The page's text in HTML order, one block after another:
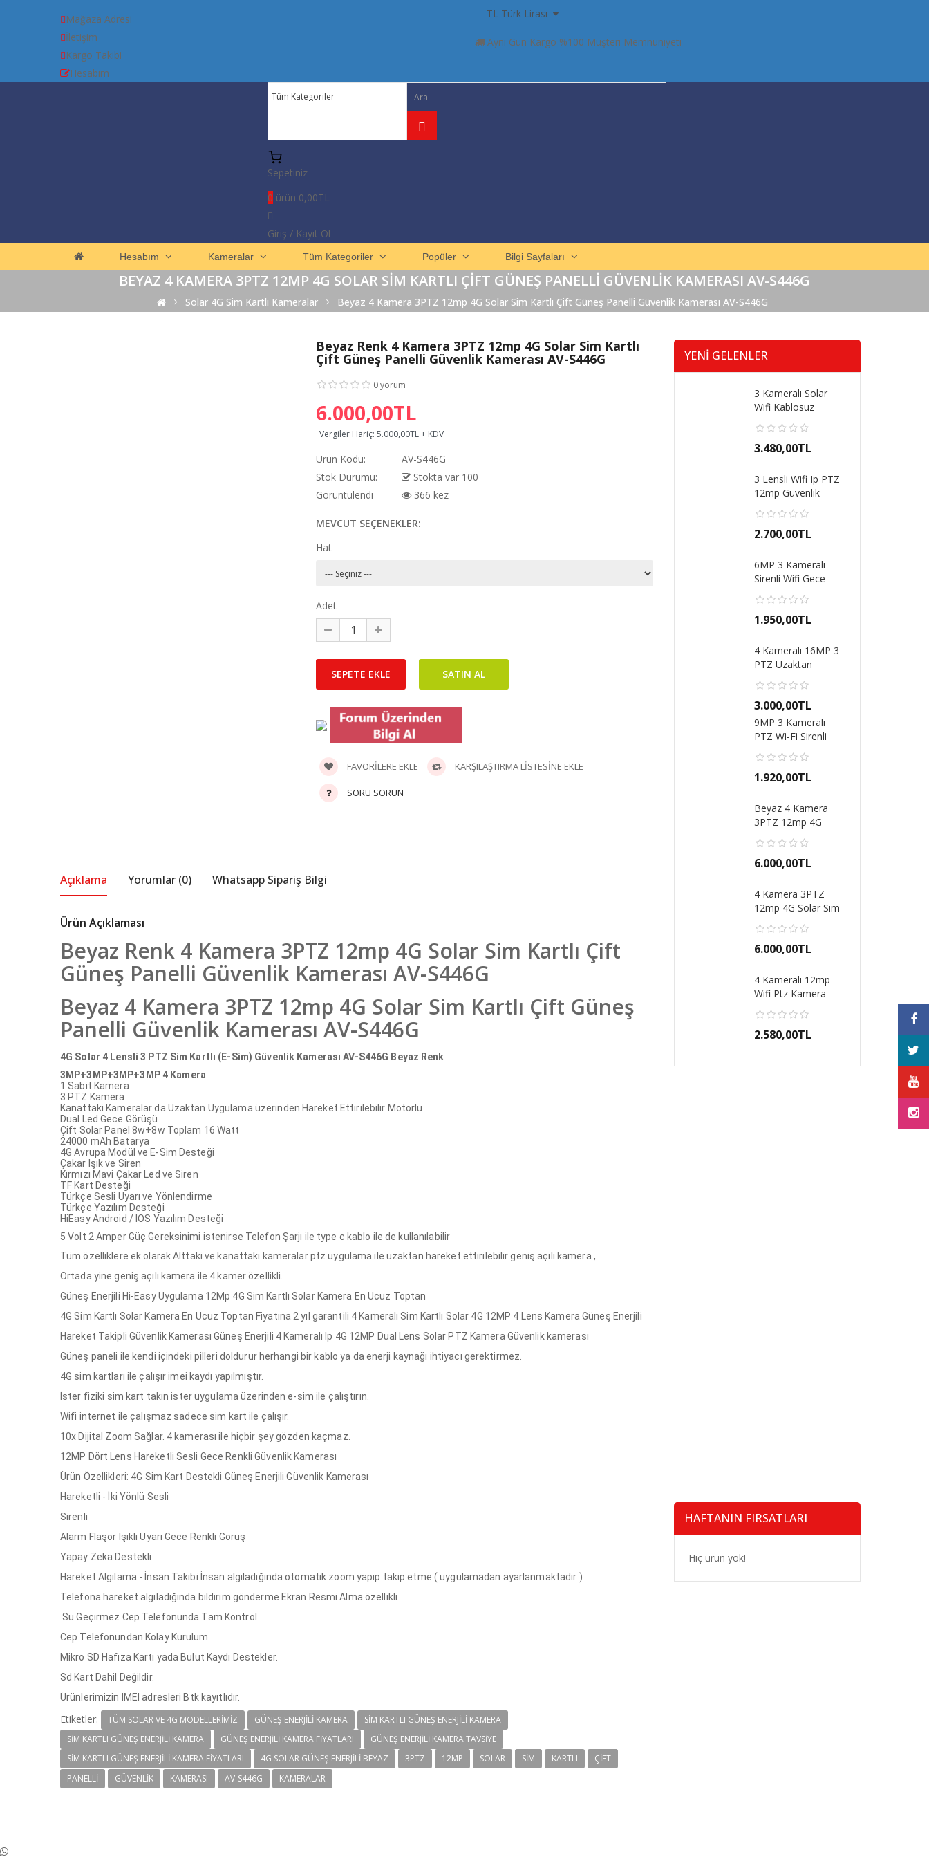
Mağaza Adresi
İletişim
Kargo Takibi
Hesabım
Aynı Gün Kargo %100 Müşteri Memnuniyeti
Sepetiniz
0 ürün 0,00TL
Giriş / Kayıt Ol
Hesabım Kameralar Tüm Kategoriler Popüler Bilgi Sayfaları
BEYAZ 4 KAMERA 3PTZ 12MP 4G SOLAR SIM KARTLI ÇIFT GÜNEŞ PANELLI GÜVENLIK KAMERASI AV-S446G
Solar 4G Sim Kartlı Kameralar Beyaz 4 Kamera 3PTZ 12mp 4G Solar Sim Kartlı Çift Güneş Panelli Güvenlik Kamerası AV-S446G
Beyaz Renk 4 Kamera 3PTZ 12mp 4G Solar Sim Kartlı
Çift Güneş Panelli Güvenlik Kamerası AV-S446G
0 yorum
6.000,00TL
Vergiler Hariç: 5.000,00TL + KDV
Ürün Kodu:
AV-S446G
Stok Durumu:
Stokta var 100
Görüntülendi
366 kez
MEVCUT SEÇENEKLER:
Hat
Adet
FAVORILERE EKLE KARŞILAŞTIRMA LISTESINE EKLE
SORU SORUN
Açıklama Yorumlar (0) Whatsapp Sipariş Bilgi
Ürün Açıklaması
Beyaz Renk 4 Kamera 3PTZ 12mp 4G Solar Sim Kartlı Çift
Güneş Panelli Güvenlik Kamerası AV-S446G
Beyaz 4 Kamera 3PTZ 12mp 4G Solar Sim Kartlı Çift Güneş
Panelli Güvenlik Kamerası AV-S446G
4G Solar 4 Lensli 3 PTZ Sim Kartlı (E-Sim) Güvenlik Kamerası AV-S446G Beyaz Renk
3MP+3MP+3MP+3MP 4 Kamera
1 Sabit Kamera
3 PTZ Kamera
Kanattaki Kameralar da Uzaktan Uygulama üzerinden Hareket Ettirilebilir Motorlu
Dual Led Gece Görüşü
Çift Solar Panel 8w+8w Toplam 16 Watt
24000 mAh Batarya
4G Avrupa Modül ve E-Sim Desteği
Çakar Işık ve Siren
Kırmızı Mavi Çakar Led ve Siren
TF Kart Desteği
Türkçe Sesli Uyarı ve Yönlendirme
Türkçe Yazılım Desteği
HiEasy Android / IOS Yazılım Desteği
5 Volt 2 Amper Güç Gereksinimi istenirse Telefon Şarjı ile type c kablo ile de kullanılabilir
Tüm özelliklere ek olarak Alttaki ve kanattaki kameralar ptz uygulama ile uzaktan hareket ettirilebilir geniş açılı kamera ,
Ortada yine geniş açılı kamera ile 4 kamer özellikli.
Güneş Enerjili Hi-Easy Uygulama 12Mp 4G Sim Kartlı Solar Kamera En Ucuz Toptan
4G Sim Kartlı Solar Kamera En Ucuz Toptan Fiyatına 2 yıl garantili 4 Kameralı Sim Kartlı Solar 4G 12MP 4 Lens Kamera Güneş Enerjili
Hareket Takipli Güvenlik Kamerası Güneş Enerjili 4 Kameralı İp 4G 12MP Dual Lens Solar PTZ Kamera Güvenlik kamerası
Güneş paneli ile kendi içindeki pilleri doldurur herhangi bir kablo ya da enerji kaynağı ihtiyacı gerektirmez.
4G sim kartları ile çalışır imei kaydı yapılmıştır.
İster fiziki sim kart takın ister uygulama üzerinden e-sim ile çalıştırın.
Wifi internet ile çalışmaz sadece sim kart ile çalışır.
10x Dijital Zoom Sağlar. 4 kamerası ile hiçbir şey gözden kaçmaz.
12MP Dört Lens Hareketli Sesli Gece Renkli Güvenlik Kamerası
Ürün Özellikleri: 4G Sim Kart Destekli Güneş Enerjili Güvenlik Kamerası
Hareketli - İki Yönlü Sesli
Sirenli
Alarm Flaşör Işıklı Uyarı Gece Renkli Görüş
Yapay Zeka Destekli
Hareket Algılama - İnsan Takibi İnsan algıladığında otomatik zoom yapıp takip etme ( uygulamadan ayarlanmaktadır )
Telefona hareket algıladığında bildirim gönderme Ekran Resmi Alma özellikli
Su Geçirmez Cep Telefonunda Tam Kontrol
Cep Telefonundan Kolay Kurulum
Mikro SD Hafıza Kartı yada Bulut Kaydı Destekler.
Sd Kart Dahil Değildir.
Ürünlerimizin IMEI adresleri Btk kayıtlıdır.
Etiketler: TÜM SOLAR VE 4G MODELLERİMİZ GÜNEŞ ENERJILI KAMERA
SIM KARTLI GÜNEŞ ENERJILI KAMERA
SIM KARTLI GÜNEŞ ENERJILI KAMERA
GÜNEŞ ENERJILI KAMERA FIYATLARI
GÜNEŞ ENERJILI KAMERA TAVSIYE
SIM KARTLI GÜNEŞ ENERJILI KAMERA FIYATLARI
4G SOLAR GÜNEŞ ENERJILI BEYAZ 3PTZ 12MP SOLAR SIM KARTLI
ÇIFT
PANELLI
GÜVENLIK KAMERASI AV-S446G KAMERALAR
YENI GELENLER
3 Kameralı Solar
Wifi Kablosuz
İnternet Ile Çalışa..
3.480,00TL
3 Lensli Wifi Ip PTZ
12mp Güvenlik
Kamerası Gece G..
2.700,00TL
6MP 3 Kameralı
Sirenli Wifi Gece
Görüşlü Kablosuz ..
1.950,00TL
4 Kameralı 16MP 3
PTZ Uzaktan
Dönebilen Wifi
Kablo..
3.000,00TL
9MP 3 Kameralı
PTZ Wi-Fi Sirenli
Gece Görüşlü Akıl..
1.920,00TL
Beyaz 4 Kamera
3PTZ 12mp 4G
Solar Sim Kartlı Çift..
6.000,00TL
4 Kamera 3PTZ
12mp 4G Solar Sim
Kartlı Çift Güneş..
6.000,00TL
4 Kameralı 12mp
Wifi Ptz Kamera
Gece Görüşlü Hieas..
2.580,00TL
HAFTANIN FIRSATLARI
Hiç ürün yok!